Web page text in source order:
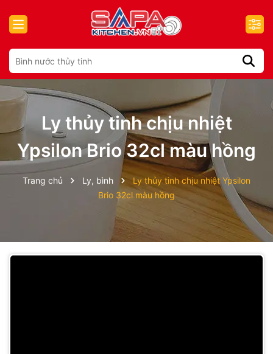
Ly thủy tinh chịu nhiệt
Ypsilon Brio 32cl màu hồng
Trang chủ Ly, bình
Ly thủy tinh chịu nhiệt Ypsilon
Brio 32cl màu hồng